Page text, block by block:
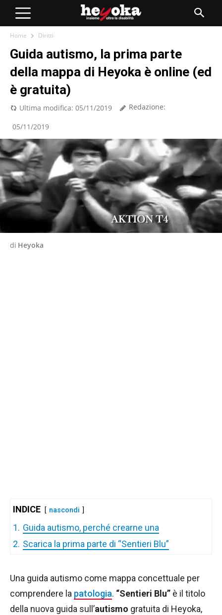
Home Diritti
Guida autismo, la prima parte
della mappa di Heyoka è online (ed
è gratuita)
Ultima modifica: 05/11/2019 Redazione:
05/11/2019
di Heyoka
INDICE nascondi
1. Guida autismo, perché crearne una
2. Scarica la prima parte di “Sentieri Blu”
Una guida autismo come mappa concettuale per
comprendere la patologia. “Sentieri Blu” è il titolo
della nuova guida sull’autismo gratuita di Heyoka,